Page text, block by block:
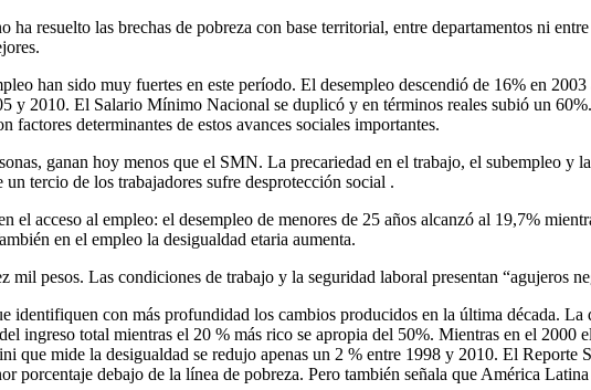
resuelto las brechas de pobreza con base territorial, entre departamentos ni
han sido muy fuertes en este período. El desempleo descendió de 16% en
y 2010. El Salario Mínimo Nacional se duplicó y en términos reales subió un
determinantes de estos avances sociales importantes.
ganan hoy menos que el SMN. La precariedad en el trabajo, el subempleo
tercio de los trabajadores sufre desprotección social .
el acceso al empleo: el desempleo de menores de 25 años alcanzó al 19,7%
en el empleo la desigualdad etaria aumenta.
pesos. Las condiciones de trabajo y la seguridad laboral presentan “agujeros
identifiquen con más profundidad los cambios producidos en la última década.
ingreso total mientras el 20 % más rico se apropia del 50%. Mientras en el 2000
que mide la desigualdad se redujo apenas un 2 % entre 1998 y 2010. El
porcentaje debajo de la línea de pobreza. Pero también señala que América